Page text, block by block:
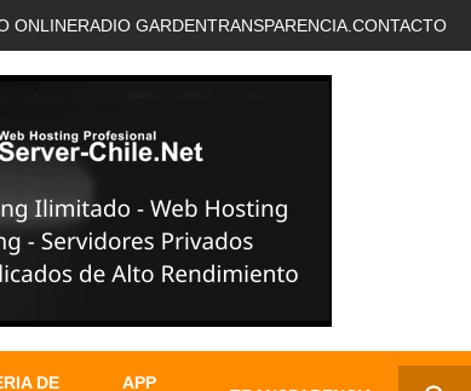
ONLINERADIO GARDENTRANSPARENCIA. CONTACTO
DE
APP